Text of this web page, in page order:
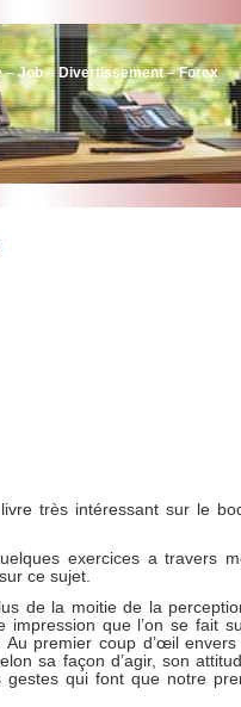
Job – Divertissement – Forex
très intéressant sur le
exercices a travers
ce sujet.
de la moitie de la
impression que l’on se fait
Au premier coup d’œil
sa façon d’agir, son
qui font que notre